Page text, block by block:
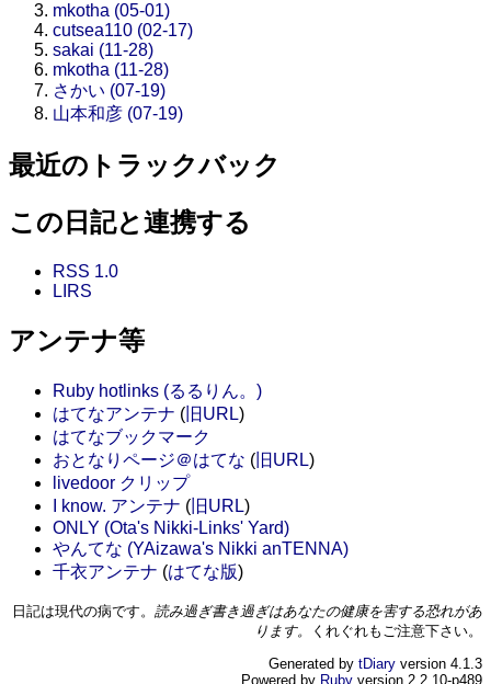
mkotha (05-01)
cutsea110 (02-17)
sakai (11-28)
mkotha (11-28)
さかい (07-19)
山本和彦 (07-19)
最近のトラックバック
この日記と連携する
RSS 1.0
LIRS
アンテナ等
Ruby hotlinks (るるりん。)
はてなアンテナ ( 旧URL)
はてなブックマーク
おとなりページ＠はてな ( 旧URL)
livedoor クリップ
I know. アンテナ ( 旧URL)
ONLY (Ota's Nikki-Links' Yard)
やんてな (YAizawa's Nikki anTENNA)
千衣アンテナ (はてな版)
日記は現代の病です。 読み過ぎ書き過ぎはあなたの健康を害する恐れがあ
ります。
くれぐれもご注意下さい。
Generated by tDiary version 4.1.3
Powered by Ruby version 2.2.10-p489